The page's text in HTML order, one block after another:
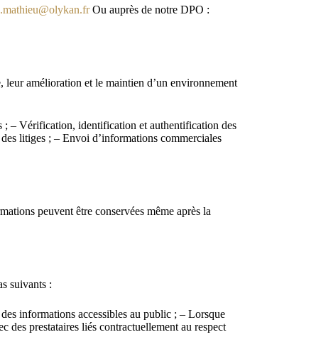
Ou auprès de notre DPO :
leur amélioration et le maintien d’un environnement
; – Vérification, identification et authentification des
litiges ; – Envoi d’informations commerciales
peuvent être conservées même après la
suivants :
informations accessibles au public ; – Lorsque
des prestataires liés contractuellement au respect